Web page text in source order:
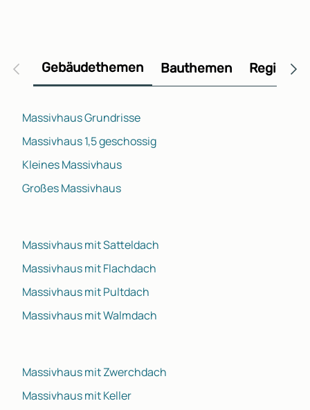
Gebäudethemen Bauthemen
Massivhaus Grundrisse
Massivhaus 1,5 geschossig
Kleines Massivhaus
Großes Massivhaus
Massivhaus mit Satteldach
Massivhaus mit Flachdach
Massivhaus mit Pultdach
Massivhaus mit Walmdach
Massivhaus mit Zwerchdach
Massivhaus mit Keller